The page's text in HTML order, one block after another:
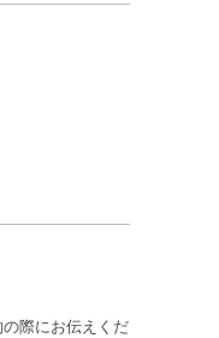
際にお伝えくだ